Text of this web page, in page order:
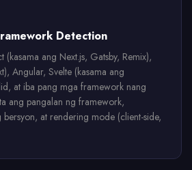
Detection
(kasama ang Next.js, Gatsby, Remix),
Angular, Svelte (kasama ang
at iba pang mga framework nang
ang pangalan ng framework,
bersyon, at rendering mode (client-side,